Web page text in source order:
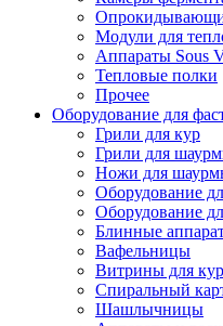
Модули для
Аппараты Sous
Тепловые полки
Прочее
Оборудование для
Грили для кур
Грили для
Ножи для
Оборудование
Оборудование
Блинные
Вафельницы
Витрины для
Спиральный
Шашлычницы